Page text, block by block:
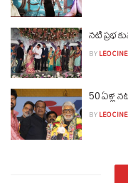
నటి ప్రభ
BYLEO
50 ఏళ్ల
BYLEO